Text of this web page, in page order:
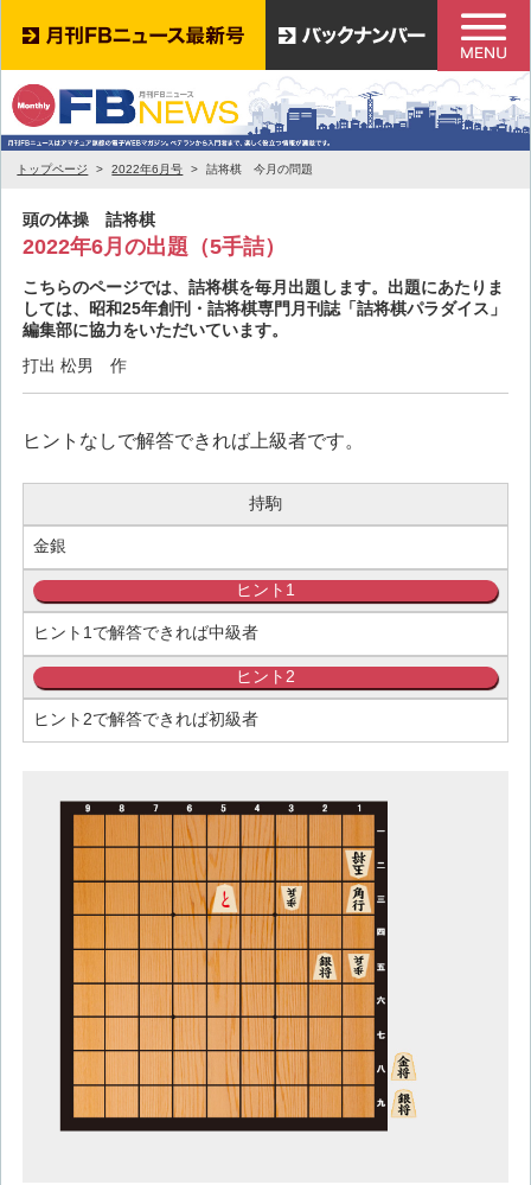
トップページ 2022年6月号 詰将棋 今月の問題
頭の体操 詰将棋
2022年6月の出題（5手詰）
こちらのページでは、詰将棋を毎月出題します。出題にあたりま
しては、昭和25年創刊・詰将棋専門月刊誌「詰将棋パラダイス」
編集部に協力をいただいています。
打出 松男 作
ヒントなしで解答できれば上級者です。
持駒
金銀
ヒント1
ヒント1で解答できれば中級者
ヒント2
ヒント2で解答できれば初級者